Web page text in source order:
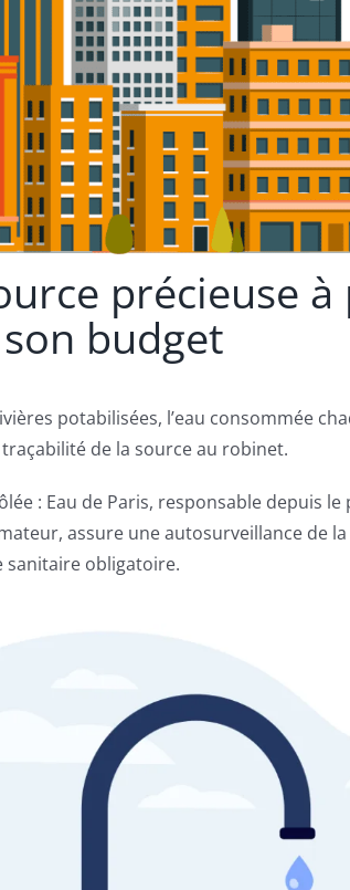
précieuse
budget
potabilisées, l’eau consommée
de la source au robinet.
: Eau de Paris, responsable depuis le
assure une autosurveillance de la
sanitaire obligatoire.